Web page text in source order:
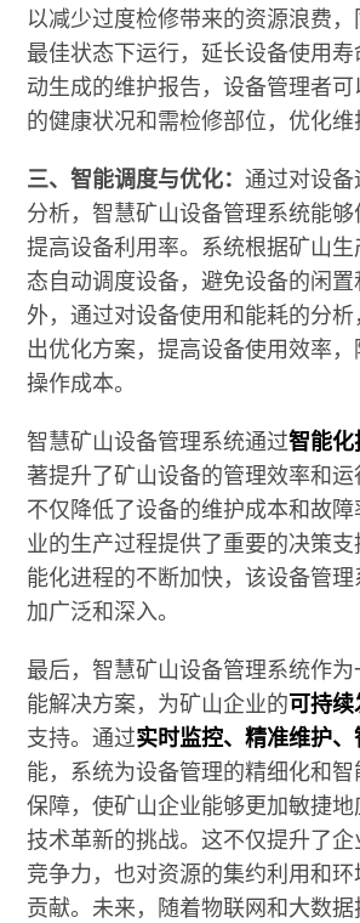
以减少过度检修带来的资源浪费
最佳状态下运行，延长设备使用
动生成的维护报告，设备管理者
的健康状况和需检修部位，优化维
三、智能调度与优化：通过对设
分析，智慧矿山设备管理系统能够
提高设备利用率。系统根据矿山
态自动调度设备，避免设备的闲
外，通过对设备使用和能耗的分
出优化方案，提高设备使用效率
操作成本。
智慧矿山设备管理系统通过智能
著提升了矿山设备的管理效率和
不仅降低了设备的维护成本和故
业的生产过程提供了重要的决策
能化进程的不断加快，该设备管
加广泛和深入。
最后，智慧矿山设备管理系统作
能解决方案，为矿山企业的可持
支持。通过实时监控、精准维护
能，系统为设备管理的精细化和
保障，使矿山企业能够更加敏捷
技术革新的挑战。这不仅提升了
竞争力，也对资源的集约利用和
贡献。未来，随着物联网和大数